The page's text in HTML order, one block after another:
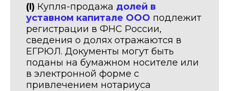
(I) Купля-продажа долей в
уставном капитале ООО подлежит
регистрации в ФНС России,
сведения о долях отражаются в
ЕГРЮЛ. Документы могут быть
поданы на бумажном носителе или
в электронной форме с
привлечением нотариуса